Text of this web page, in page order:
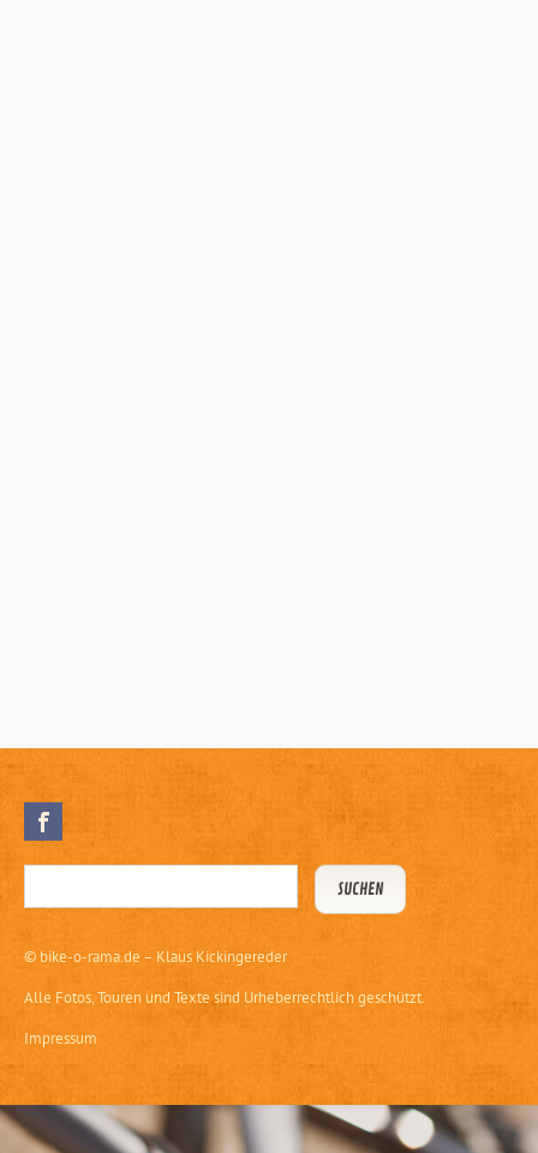
© bike-o-rama.de – Klaus Kickingereder
Alle Fotos, Touren und Texte sind Urheberrechtlich geschützt.
Impressum